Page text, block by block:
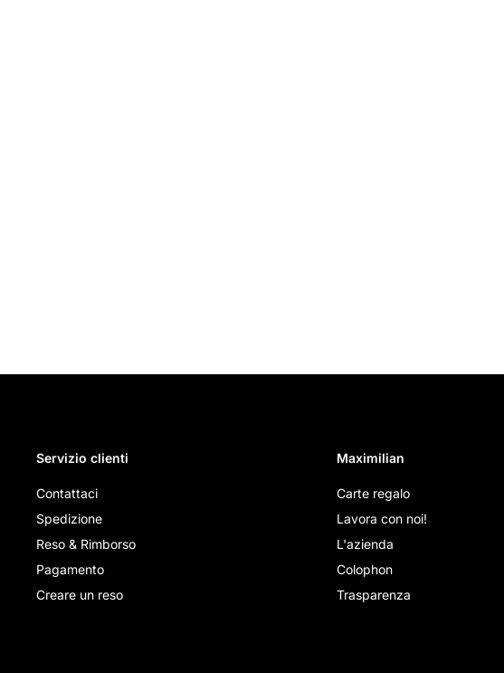
Servizio clienti
Contattaci
Spedizione
Reso & Rimborso
Pagamento
Creare un reso
Maximilian
Carte regalo
Lavora con noi!
L'azienda
Colophon
Trasparenza